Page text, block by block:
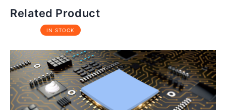
Related Product
IN STOCK